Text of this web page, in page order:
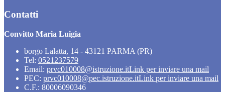
Contatti
Convitto Maria Luigia
borgo Lalatta, 14 - 43121 PARMA (PR)
Tel: 0521237579
Email: prvc010008@istruzione.itLink per inviare una mail
PEC: prvc010008@pec.istruzione.itLink per inviare una mail
C.F.: 80006090346